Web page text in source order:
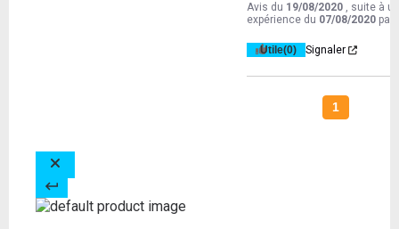
Avis du 19/08/2020 , suite à
expérience du 07/08/2020 par
Utile(0) Signaler
1